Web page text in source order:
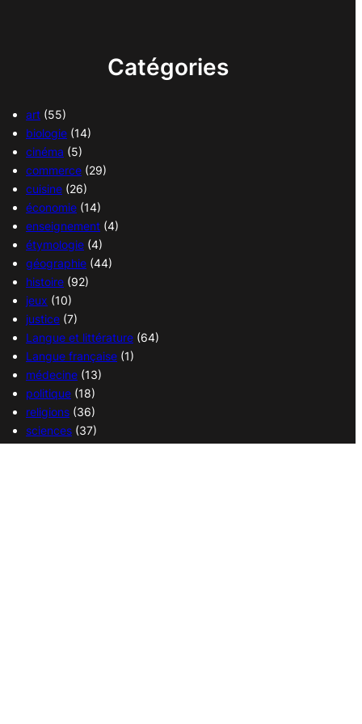
Catégories
art (55)
biologie (14)
cinéma (5)
commerce (29)
cuisine (26)
économie (14)
enseignement (4)
étymologie (4)
géographie (44)
histoire (92)
jeux (10)
justice (7)
Langue et littérature (64)
Langue française (1)
médecine (13)
politique (18)
religions (36)
sciences (37)